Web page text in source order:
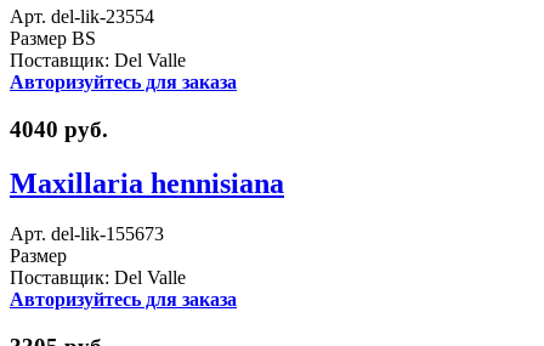
Арт. del-lik-23554
Размер BS
Поставщик: Del Valle
Авторизуйтесь для заказа
4040 руб.
Maxillaria hennisiana
Арт. del-lik-155673
Размер
Поставщик: Del Valle
Авторизуйтесь для заказа